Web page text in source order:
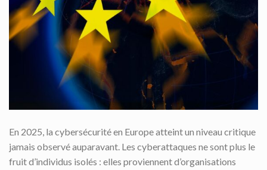
En 2025, la cybersécurité en Europe atteint un niveau critique
jamais observé auparavant. Les cyberattaques ne sont plus le
fruit d’individus isolés : elles proviennent d’organisations